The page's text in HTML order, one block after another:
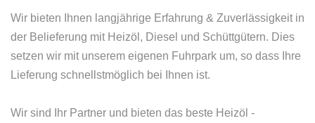
Wir bieten Ihnen langjährige Erfahrung & Zuverlässigkeit in
der Belieferung mit Heizöl, Diesel und Schüttgütern. Dies
setzen wir mit unserem eigenen Fuhrpark um, so dass Ihre
Lieferung schnellstmöglich bei Ihnen ist.
Wir sind Ihr Partner und bieten das beste Heizöl -